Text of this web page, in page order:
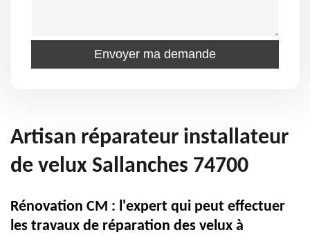
Artisan réparateur installateur
de velux Sallanches 74700
Rénovation CM : l'expert qui peut effectuer
les travaux de réparation des velux à